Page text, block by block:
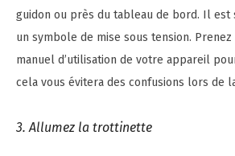
guidon ou près du tableau de bord. Il est
un symbole de mise sous tension.
manuel d’utilisation de votre appareil
cela vous évitera des confusions lors de
3. Allumez la trottinette